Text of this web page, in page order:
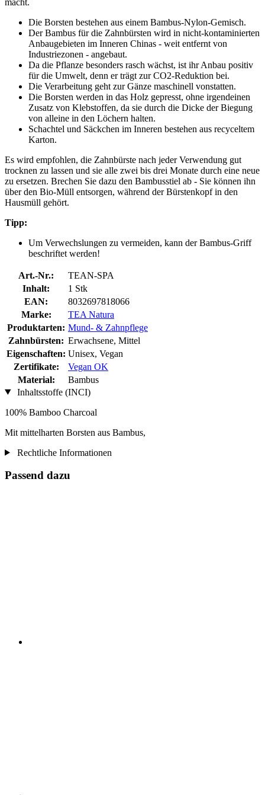
Die Borsten bestehen aus einem Bambus-Nylon-Gemisch.
Der Bambus für die Zahnbürsten wird in nicht-kontaminierten
Anbaugebieten im Inneren Chinas - weit entfernt von
Industriezonen - angebaut.
Da die Pflanze besonders rasch wächst, ist ihr Anbau positiv
für die Umwelt, denn er trägt zur CO2-Reduktion bei.
Die Verarbeitung geht zur Gänze maschinell vonstatten.
Die Borsten werden in das Holz gepresst, ohne irgendeinen
Zusatz von Klebstoffen, da sie durch die Dicke der Biegung
von alleine in den Löchern halten.
Schachtel und Säckchen im Inneren bestehen aus recyceltem
Karton.
Es wird empfohlen, die Zahnbürste nach jeder Verwendung gut
trocknen zu lassen und sie alle zwei bis drei Monate durch eine neue
zu ersetzen. Brechen Sie dazu den Bambusstiel ab - Sie können ihn
über den Bio-Müll entsorgen, während der Bürstenkopf in den
Hausmüll gehört.
Tipp:
Um Verwechslungen zu vermeiden, kann der Bambus-Griff
beschriftet werden!
Art.-Nr.:
TEAN-SPA
Inhalt:
1 Stk
EAN:
8032697818066
Marke:
TEA Natura
Produktarten: Mund- & Zahnpflege
Zahnbürsten: Erwachsene, Mittel
Eigenschaften: Unisex, Vegan
Zertifikate:
Vegan OK
Material:
Bambus
Inhaltsstoffe (INCI)
100% Bamboo Charcoal
Mit mittelharten Borsten aus Bambus,
Rechtliche Informationen
Passend dazu